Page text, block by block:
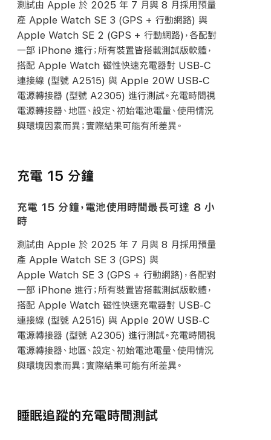
測試由 Apple 於 2025 年 7 月與 8 月採用預量
產 Apple Watch SE 3 (GPS + 行動網路) 與
Apple Watch SE 2 (GPS + 行動網路)，各配對
一部 iPhone 進行；所有裝置皆搭載測試版軟體，
搭配 Apple Watch 磁性快速充電器對 USB-C
連接線 (型號 A2515) 與 Apple 20W USB-C
電源轉接器 (型號 A2305) 進行測試。充電時間視
電源轉接器、地區、設定、初始電池電量、使用情況
與環境因素而異；實際結果可能有所差異。
充電 15 分鐘
充電 15 分鐘，電池使用時間最長可達 8 小
時
測試由 Apple 於 2025 年 7 月與 8 月採用預量
產 Apple Watch SE 3 (GPS) 與
Apple Watch SE 3 (GPS + 行動網路)，各配對
一部 iPhone 進行；所有裝置皆搭載測試版軟體，
搭配 Apple Watch 磁性快速充電器對 USB-C
連接線 (型號 A2515) 與 Apple 20W USB-C
電源轉接器 (型號 A2305) 進行測試。充電時間視
電源轉接器、地區、設定、初始電池電量、使用情況
與環境因素而異；實際結果可能有所差異。
睡眠追蹤的充電時間測試